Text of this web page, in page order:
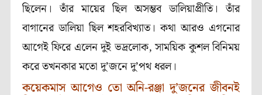
ছিলেন। তাঁর মায়ের ছিল অসম্ভব ডালিয়াপ্রীতি। তাঁর
বাগানের ডালিয়া ছিল শহরবিখ্যাত। কথা আরও এগনোর
আগেই ফিরে এলেন দুই ভদ্রলোক, সাময়িক কুশল বিনিময়
করে তখনকার মতো দু’জনে দু’পথ ধরল।
কয়েকমাস আগেও তো অনি-রঞ্জা দু’জনের জীবনই